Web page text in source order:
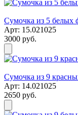
Сумочка из 5 белых
Арт: 15.021025
3000 руб.
Сумочка из 9
Арт: 14.021025
2650 руб.